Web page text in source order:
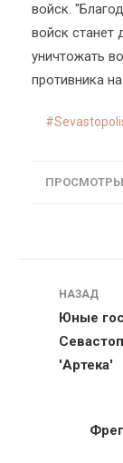
войск.
войск станет
уничтожать
противника
ПРОСМОТРЫ
НАЗАД
Юные
'Артека'